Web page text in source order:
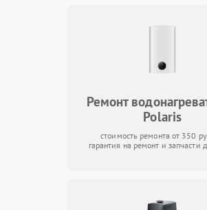
Ремонт
Polaris
стоимость ремонта от 350
гарантия на ремонт и запчасти